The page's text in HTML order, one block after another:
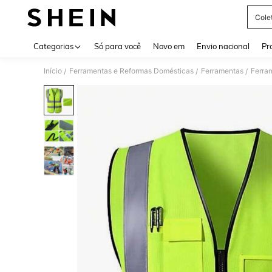
Categorias Só para você Novo em Envio nacional
Início / Ferramentas e Reformas Domésticas / Ferramentas /